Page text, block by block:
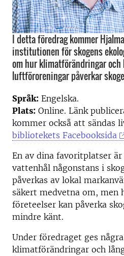
I detta föredrag kommer
institutionen för skogens
om hur klimatförändringar och
luftföroreningar påverkar
Språk: Engelska.
Plats: Online. Länk
kommer också att sändas
bibliotekets Facebooksida
En av dina favoritplatser
vattenhål någonstans i
påverkas av lokal
säkert medvetna om, men
företeelser kan påverka
mindre känt.
Under föredraget ges
klimatförändringar och